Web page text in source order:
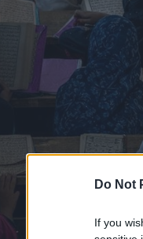
Do Not
If you